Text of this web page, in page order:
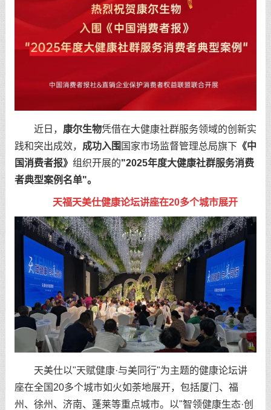
近日， 康尔生物凭借在大健康社群服务领域的创新实
践和突出成效， 成功入围 国家市场监督管理总局旗下《中
国消费者报》 组织开展的"2025年度大健康社群服务消费
者典型案例名单"。
天福天美仕健康论坛讲座在20多个城市展开
天美仕以"天赋健康·与美同行"为主题的健康论坛讲
座在全国20多个城市如火如荼地展开，包括厦门、福
州、徐州、济南、蓬莱等重点城市。以"智领健康生态·创